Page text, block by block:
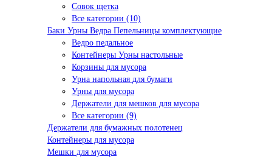
Совок щетка
Все категории (10)
Баки Урны Ведра Пепельницы комплектующие
Ведро педальное
Контейнеры Урны настольные
Корзины для мусора
Урна напольная для бумаги
Урны для мусора
Держатели для мешков для мусора
Все категории (9)
Держатели для бумажных полотенец
Контейнеры для мусора
Мешки для мусора